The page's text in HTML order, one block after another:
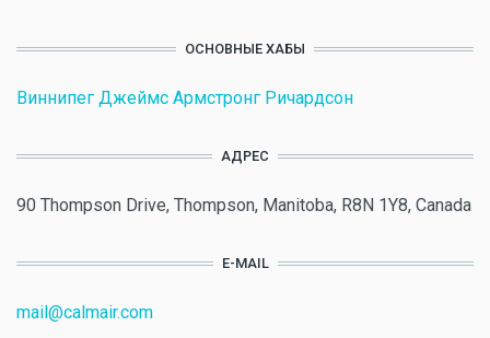
ОСНОВНЫЕ ХАБЫ
Виннипег Джеймс Армстронг Ричардсон
АДРЕС
90 Thompson Drive, Thompson, Manitoba, R8N 1Y8, Canada
E-MAIL
mail@calmair.com